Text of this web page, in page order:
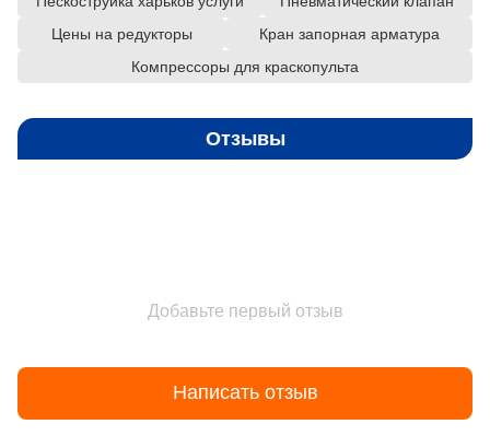
Цены на редукторы
Кран запорная арматура
Компрессоры для краскопульта
Отзывы
Добавьте первый отзыв
Написать отзыв